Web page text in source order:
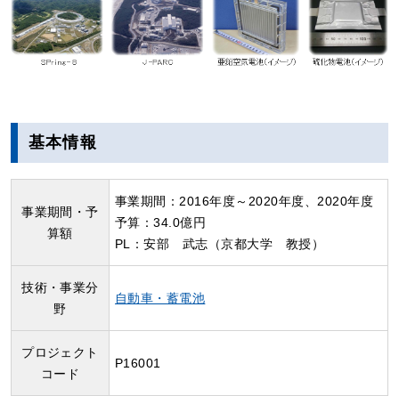
基本情報
事業期間・予
算額
事業期間：2016年度～2020年度、2020年度
予算：34.0億円
PL：安部 武志（京都大学 教授）
技術・事業分
野
自動車・蓄電池
プロジェクト
コード
P16001